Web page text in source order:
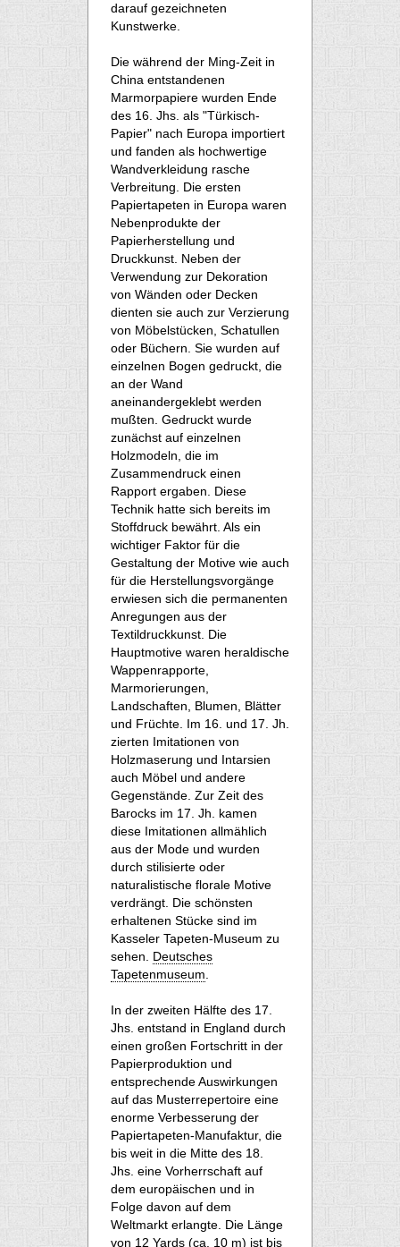
darauf gezeichneten
Kunstwerke.
Die während der Ming-Zeit in
China entstandenen
Marmorpapiere wurden Ende
des 16. Jhs. als "Türkisch-
Papier" nach Europa importiert
und fanden als hochwertige
Wandverkleidung rasche
Verbreitung. Die ersten
Papiertapeten in Europa waren
Nebenprodukte der
Papierherstellung und
Druckkunst. Neben der
Verwendung zur Dekoration
von Wänden oder Decken
dienten sie auch zur Verzierung
von Möbelstücken, Schatullen
oder Büchern. Sie wurden auf
einzelnen Bogen gedruckt, die
an der Wand
aneinandergeklebt werden
mußten. Gedruckt wurde
zunächst auf einzelnen
Holzmodeln, die im
Zusammendruck einen
Rapport ergaben. Diese
Technik hatte sich bereits im
Stoffdruck bewährt. Als ein
wichtiger Faktor für die
Gestaltung der Motive wie auch
für die Herstellungsvorgänge
erwiesen sich die permanenten
Anregungen aus der
Textildruckkunst. Die
Hauptmotive waren heraldische
Wappenrapporte,
Marmorierungen,
Landschaften, Blumen, Blätter
und Früchte. Im 16. und 17. Jh.
zierten Imitationen von
Holzmaserung und Intarsien
auch Möbel und andere
Gegenstände. Zur Zeit des
Barocks im 17. Jh. kamen
diese Imitationen allmählich
aus der Mode und wurden
durch stilisierte oder
naturalistische florale Motive
verdrängt. Die schönsten
erhaltenen Stücke sind im
Kasseler Tapeten-Museum zu
sehen. Deutsches
Tapetenmuseum
In der zweiten Hälfte des 17.
Jhs. entstand in England durch
einen großen Fortschritt in der
Papierproduktion und
entsprechende Auswirkungen
auf das Musterrepertoire eine
enorme Verbesserung der
Papiertapeten-Manufaktur, die
bis weit in die Mitte des 18.
Jhs. eine Vorherrschaft auf
dem europäischen und in
Folge davon auf dem
Weltmarkt erlangte. Die Länge
von 12 Yards (ca. 10 m) ist bis